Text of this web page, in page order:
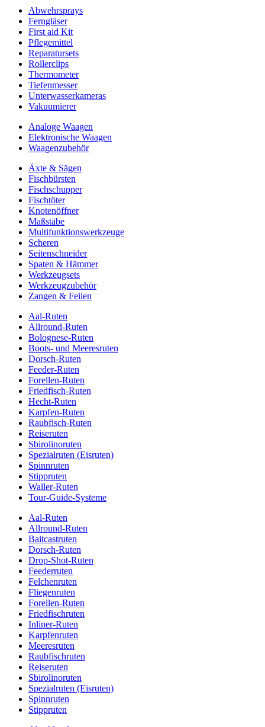
Abwehrsprays
Ferngläser
First aid Kit
Pflegemittel
Reparatursets
Rollerclips
Thermometer
Tiefenmesser
Unterwasserkameras
Vakuumierer
Analoge Waagen
Elektronische Waagen
Waagenzubehör
Äxte & Sägen
Fischbürsten
Fischschupper
Fischtöter
Knotenöffner
Maßstäbe
Multifunktionswerkzeuge
Scheren
Seitenschneider
Spaten & Hämmer
Werkzeugsets
Werkzeugzubehör
Zangen & Feilen
Aal-Ruten
Allround-Ruten
Bolognese-Ruten
Boots- und Meeresruten
Dorsch-Ruten
Feeder-Ruten
Forellen-Ruten
Friedfisch-Ruten
Hecht-Ruten
Karpfen-Ruten
Raubfisch-Ruten
Reiseruten
Sbirolinoruten
Spezialruten (Eisruten)
Spinnruten
Stippruten
Waller-Ruten
Tour-Guide-Systeme
Aal-Ruten
Allround-Ruten
Baitcastruten
Dorsch-Ruten
Drop-Shot-Ruten
Feederruten
Felchenruten
Fliegenruten
Forellen-Ruten
Friedfischruten
Inliner-Ruten
Karpfenruten
Meeresruten
Raubfischruten
Reiseruten
Sbirolinoruten
Spezialruten (Eisruten)
Spinnruten
Stippruten